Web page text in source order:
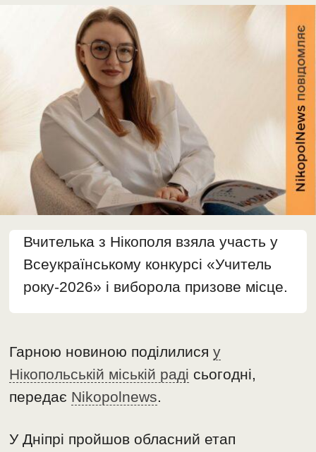
Вчителька з Нікополя взяла участь у
Всеукраїнському конкурсі «Учитель
року-2026» і виборола призове місце.
Гарною новиною поділилисяу
Нікопольській міській раді сьогодні,
передає Nikopolnews.
У Дніпрі пройшов обласний етап